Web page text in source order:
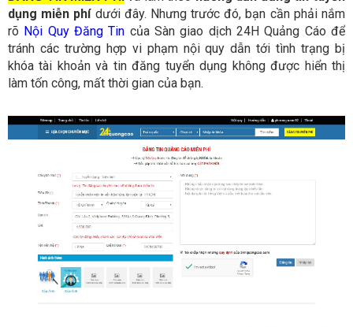
dụng miễn phídưới đây. Nhưng trước đó, bạn cần phải nắm
rõ Nội Quy Đăng Tin của Sàn giao dịch 24H Quảng Cáo để
tránh các trường hợp vi phạm nội quy dẫn tới tình trạng bị
khóa tài khoản và tin đăng tuyển dụng không được hiển thị
làm tốn công, mất thời gian của bạn.